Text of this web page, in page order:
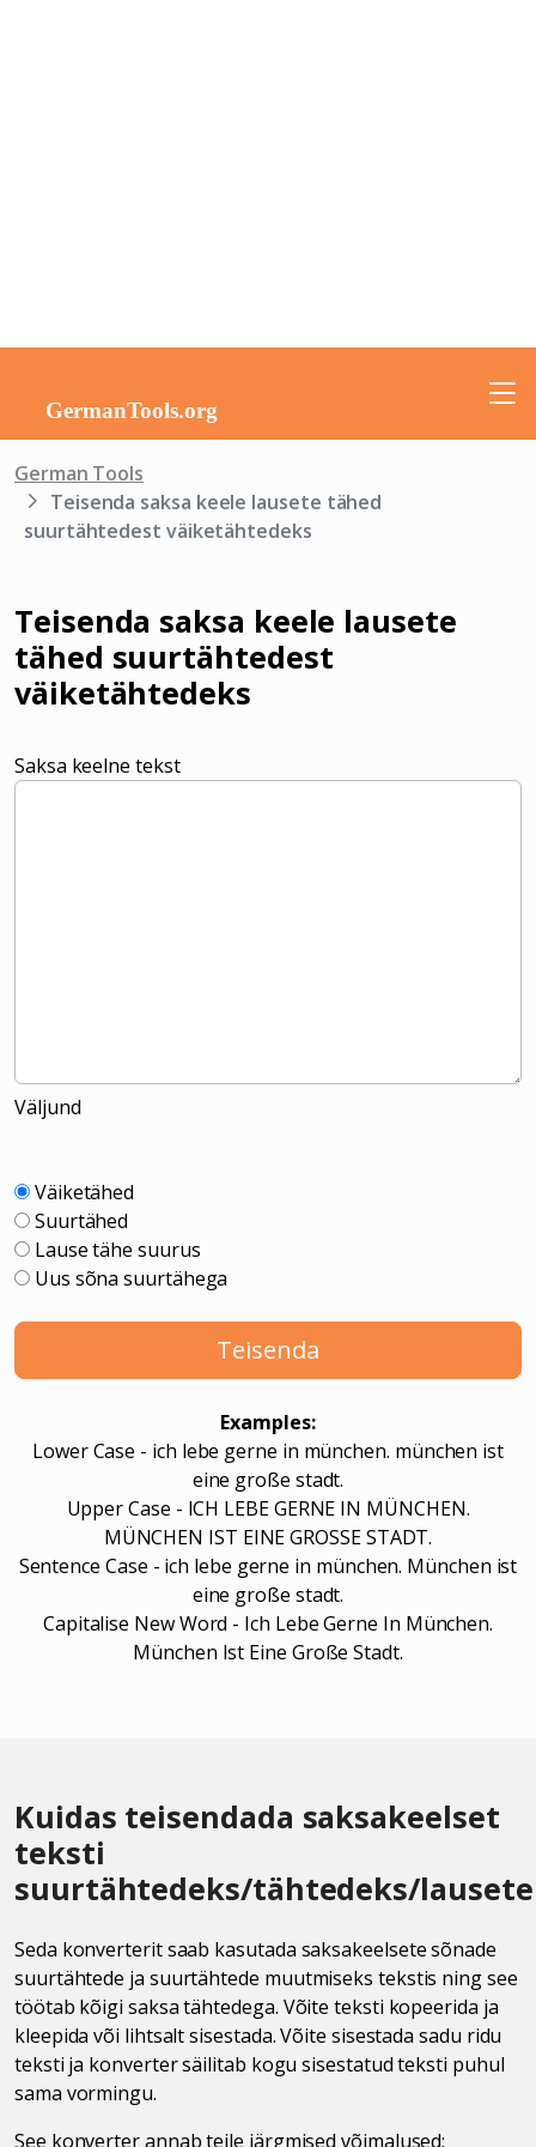
German Tools
Teisenda saksa keele lausete tähed
suurtähtedest väiketähtedeks
Teisenda saksa keele lausete
tähed suurtähtedest
väiketähtedeks
Saksa keelne tekst
Väljund
Väiketähed
Suurtähed
Lause tähe suurus
Uus sõna suurtähega
Teisenda
Examples:
Lower Case - ich lebe gerne in münchen. münchen ist
eine große stadt.
Upper Case - ICH LEBE GERNE IN MÜNCHEN.
MÜNCHEN IST EINE GROSSE STADT.
Sentence Case - ich lebe gerne in münchen. München ist
eine große stadt.
Capitalise New Word - Ich Lebe Gerne In München.
München Ist Eine Große Stadt.
Kuidas teisendada saksakeelset
teksti
suurtähtedeks/tähtedeks/
Seda konverterit saab kasutada saksakeelsete sõnade
suurtähtede ja suurtähtede muutmiseks tekstis ning see
töötab kõigi saksa tähtedega. Võite teksti kopeerida ja
kleepida või lihtsalt sisestada. Võite sisestada sadu ridu
teksti ja konverter säilitab kogu sisestatud teksti puhul
sama vormingu.
See konverter annab teile järgmised võimalused: